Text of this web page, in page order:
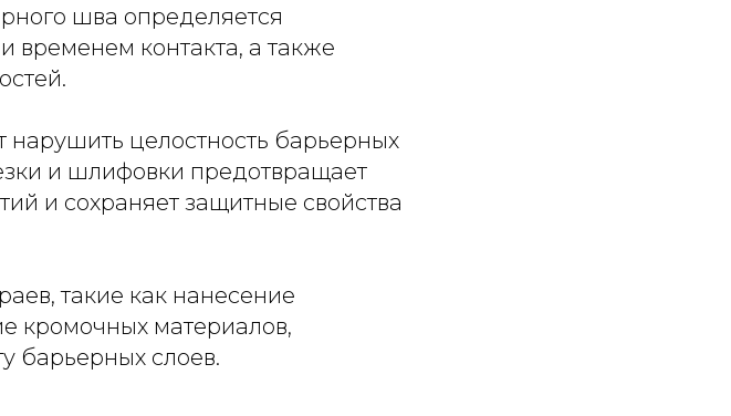
шва определяется
контакта, а также
целостность барьерных
и шлифовки предотвращает
и сохраняет защитные свойства
такие как нанесение
кромочных материалов,
барьерных слоев.